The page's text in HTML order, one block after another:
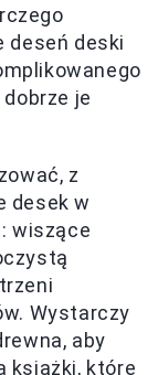
deseń deski
je
z
desek w
wiszące
Wystarczy
aby
książki, które